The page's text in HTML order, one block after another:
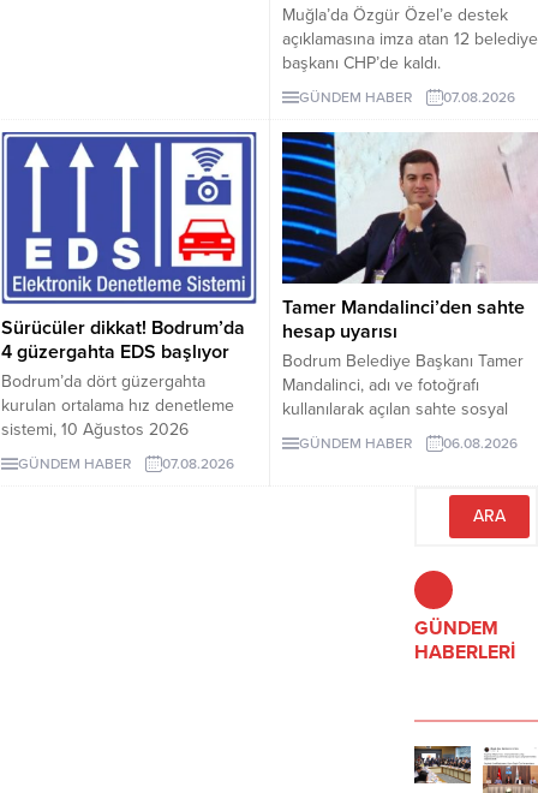
Muğla’da Özgür Özel’e destek
açıklamasına imza atan 12 belediye
başkanı CHP’de kaldı.
Milletvekilleri Yeni Parti’ye
geçerken belediye başkanlarının
tutumu ve CHP yönetiminin
sessizliği tartışılıyor.
GÜNDEM HABER 07.08.2026
Sürücüler dikkat! Bodrum’da
4 güzergahta EDS başlıyor
Bodrum’da dört güzergahta
kurulan ortalama hız denetleme
sistemi, 10 Ağustos 2026
Pazartesi günü devreye girecek.
İşte EDS uygulanacak yollar.
GÜNDEM HABER 07.08.2026
Tamer Mandalinci’den sahte
hesap uyarısı
Bodrum Belediye Başkanı Tamer
Mandalinci, adı ve fotoğrafı
kullanılarak açılan sahte sosyal
medya hesaplarına karşı uyarıda
bulundu. Mandalinci, tek resmî
GÜNDEM HABER 06.08.2026
GÜNDEM
HABERLERİ